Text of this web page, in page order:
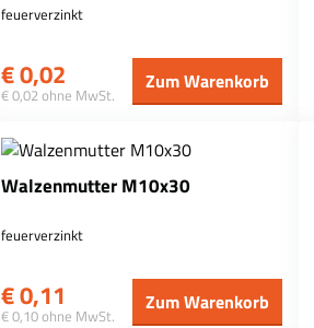
feuerverzinkt
€0,02
€ 0,02 ohne MwSt.
Zum Warenkorb
Walzenmutter M10x30
feuerverzinkt
€0,11
€ 0,10 ohne MwSt.
Zum Warenkorb